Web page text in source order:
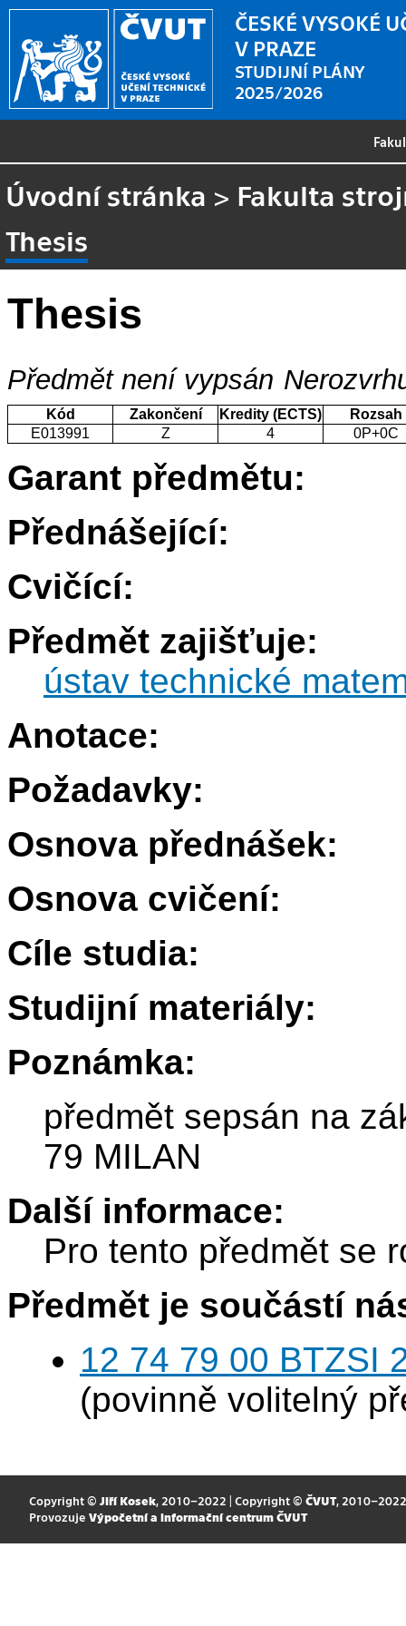
ČESKÉ VYSOKÉ
V PRAZE
STUDIJNÍ PLÁNY
2025/2026
Úvodní stránka > Fakulta
Thesis
Thesis
Předmět není vypsán
Kód Zakončení Kredity (ECTS)
Rozsah
E013991
Z 4 0P+0C
Garant předmětu:
Přednášející:
Cvičící:
Předmět zajišťuje:
ústav technické
Anotace:
Požadavky:
Osnova přednášek:
Osnova cvičení:
Cíle studia:
Studijní materiály:
Poznámka:
předmět sepsán na
79 MILAN
Další informace:
Pro tento předmět se
Předmět je součástí
12 74 79 00 BTZSI
(povinně volitelný
Copyright © Jiří Kosek, 2010–2022 | Copyright © ČVUT, 2010–2022
Provozuje Výpočetní a informační centrum ČVUT